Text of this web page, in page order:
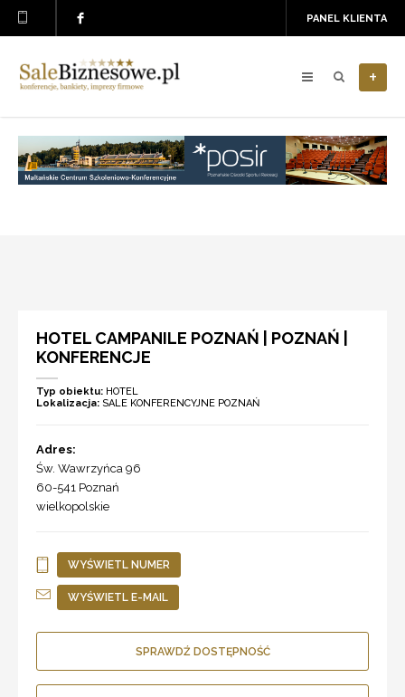
PANEL KLIENTA
+
HOTEL CAMPANILE POZNAŃ | POZNAŃ |
KONFERENCJE
Typ obiektu: HOTEL
Lokalizacja: SALE KONFERENCYJNE POZNAŃ
Adres:
Św. Wawrzyńca 96
60-541 Poznań
wielkopolskie
WYŚWIETL NUMER
WYŚWIETL E-MAIL
SPRAWDŹ DOSTĘPNOŚĆ